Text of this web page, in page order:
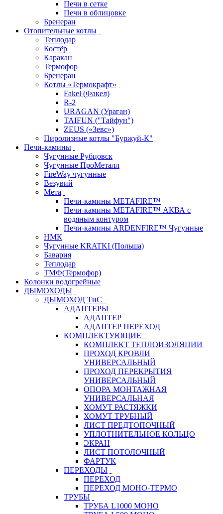
Печи в сетке
Печи в облицовке
Бренеран
Отопительные котлы
Теплодар
Костёр
Каракан
Термофор
Бренеран
Котлы «Термокрафт»
Fakel (Факел)
R-2
URAGAN (Ураган)
TAIFUN ("Тайфун")
ZEUS («Зевс»)
Пиролизные котлы "Буржуй-К"
Печи-камины
Чугунные Рубцовск
Чугунные ПроМеталл
FireWay чугунные
Везувий
Мета
Печи-камины METAFIRE™
Печи-камины METAFIRE™ АКВА с
водяным контуром
Печи-камины ARDENFIRE™ Чугунные
НМК
Чугунные KRATKI (Польша)
Бавария
Теплодар
ТМФ(Термофор)
Колонки водогрейные
ДЫМОХОДЫ
ДЫМОХОД ТиС
АДАПТЕРЫ
АДАПТЕР
АДАПТЕР ПЕРЕХОД
КОМПЛЕКТУЮЩИЕ
КОМПЛЕКТ ТЕПЛОИЗОЛЯЦИИ
ПРОХОД КРОВЛИ
УНИВЕРСАЛЬНЫЙ
ПРОХОД ПЕРЕКРЫТИЯ
УНИВЕРСАЛЬНЫЙ
ОПОРА МОНТАЖНАЯ
УНИВЕРСАЛЬНАЯ
ХОМУТ РАСТЯЖКИ
ХОМУТ ТРУБНЫЙ
ЛИСТ ПРЕДТОПОЧНЫЙ
УПЛОТНИТЕЛЬНОЕ КОЛЬЦО
ЭКРАН
ЛИСТ ПОТОЛОЧНЫЙ
ФАРТУК
ПЕРЕХОДЫ
ПЕРЕХОД
ПЕРЕХОД МОНО-ТЕРМО
ТРУБЫ
ТРУБА L1000 МОНО